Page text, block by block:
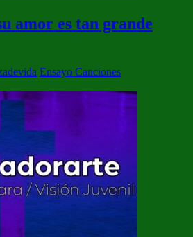
amor es tan grande
Ensayo Canciones